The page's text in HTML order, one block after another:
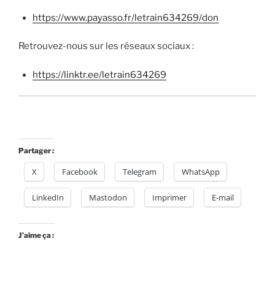
https://www.payasso.fr/letrain634269/don
Retrouvez-nous sur les réseaux sociaux :
https://linktr.ee/letrain634269
Partager :
X Facebook Telegram WhatsApp
LinkedIn Mastodon Imprimer E-mail
J’aime ça :